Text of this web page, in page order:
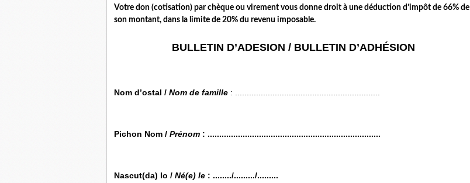
Votre don (cotisation) par chèque ou virement vous donne droit à une déduction d’impôt de 66% de
son montant, dans la limite de 20% du revenu imposable.
BULLETIN D’ADESION / BULLETIN D’ADHÉSION
Nom d’ostal / Nom de famille : ..............................................................
Pichon Nom / Prénom : ..........................................................................
Nascut(da) lo / Né(e) le : ......../........./.........